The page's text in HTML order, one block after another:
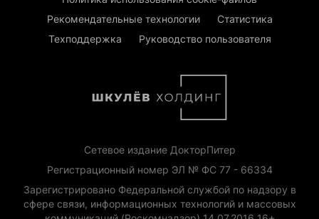
Рекомендательные технологии
Статистика
Техподдержка
Руководство пользователя
Сетевое издание ДокторПитер
Регистрационный номер ЭЛ № ФС 77 - 66334
Зарегистрировано Федеральной службой по надзору в
сфере связи, информационных технологий и массовых